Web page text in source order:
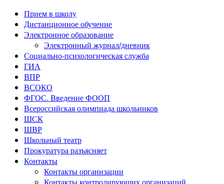
Прием в школу
Дистанционное обучение
Электронное образование
Электронный журнал/дневник
Социально-психологическая служба
ГИА
ВПР
ВСОКО
ФГОС. Введение ФООП
Всероссийская олимпиада школьников
ШСК
ШВР
Школьный театр
Прокуратура разъясняет
Контакты
Контакты организации
Контакты контролирующих организаций